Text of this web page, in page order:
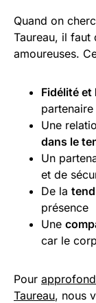
Quand on
Taureau, il faut
amoureuses.
Fidélité et
partenaire
Une
dans le
Un
et de
De la
présence
Une
car le
Pour
Taureau, nous